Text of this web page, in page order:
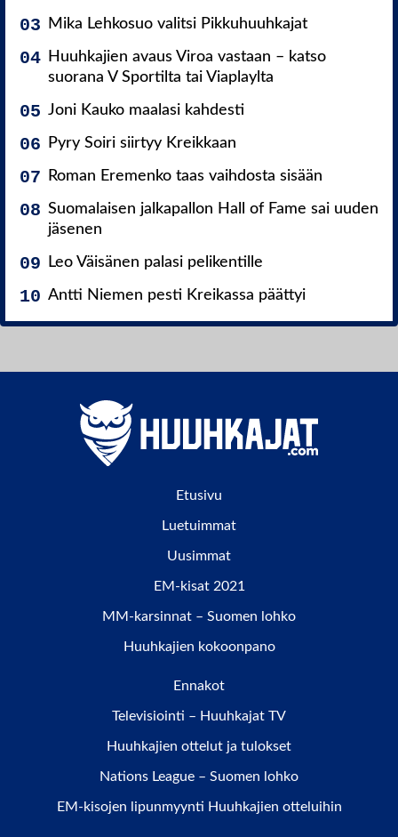
Mika Lehkosuo valitsi Pikkuhuuhkajat
Huuhkajien avaus Viroa vastaan – katso
suorana V Sportilta tai Viaplaylta
Joni Kauko maalasi kahdesti
Pyry Soiri siirtyy Kreikkaan
Roman Eremenko taas vaihdosta sisään
Suomalaisen jalkapallon Hall of Fame sai uuden
jäsenen
Leo Väisänen palasi pelikentille
Antti Niemen pesti Kreikassa päättyi
Etusivu
Luetuimmat
Uusimmat
EM-kisat 2021
MM-karsinnat – Suomen lohko
Huuhkajien kokoonpano
Ennakot
Televisiointi – Huuhkajat TV
Huuhkajien ottelut ja tulokset
Nations League – Suomen lohko
EM-kisojen lipunmyynti Huuhkajien otteluihin